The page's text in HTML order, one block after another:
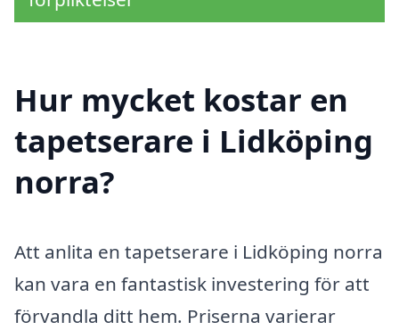
Hur mycket kostar en
tapetserare i Lidköping
norra?
Att anlita en tapetserare i Lidköping norra
kan vara en fantastisk investering för att
förvandla ditt hem. Priserna varierar